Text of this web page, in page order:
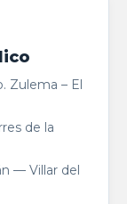
Zulema – El
de la
— Villar del